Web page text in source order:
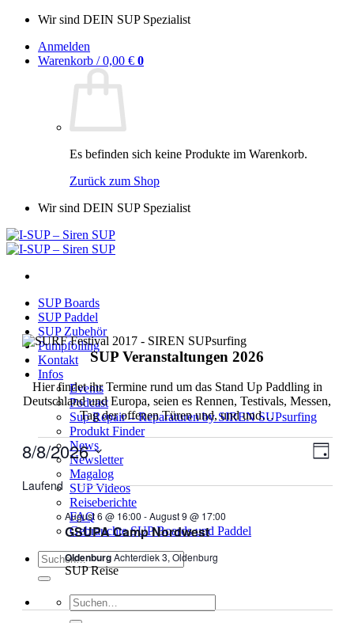
Zum
springen
Wir sind DEIN SUP Spezialist
Anmelden
Warenkorb /0,00 € 0
Es befinden sich keine Produkte im Warenkorb.
Zurück zum Shop
Wir sind DEIN SUP Spezialist
SUP Boards
SUP Paddel
SUP Zubehör
Pumpfoiling
Kontakt
Infos
Events
Podcast
Sup Repair – Reparaturen by SIREN SUPsurfing
Produkt Finder
News
Newsletter
Magalog
SUP Videos
Reiseberichte
FAQ
Gebrauchte SUP Boards und Paddel
Suchen
nach:
Suchen
nach:
SUP Veranstaltungen 2026
Hier findet ihr Termine rund um das Stand Up Paddling in
Deutschland und Europa, seien es Rennen, Testivals, Messen,
Tag der offenen Türen und, und und…
Veranstaltungen
August
2026
Tag
8/8/2026
wählen.
Laufend
GSUPA Camp Nordwest
August 6 @ 16:00 -August 9 @ 17:00
OldenburgAchterdiek 3, Oldenburg
SUP Reise